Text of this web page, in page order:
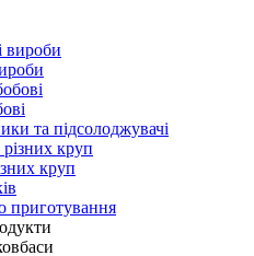
та підсолоджувачі
круп
приготування